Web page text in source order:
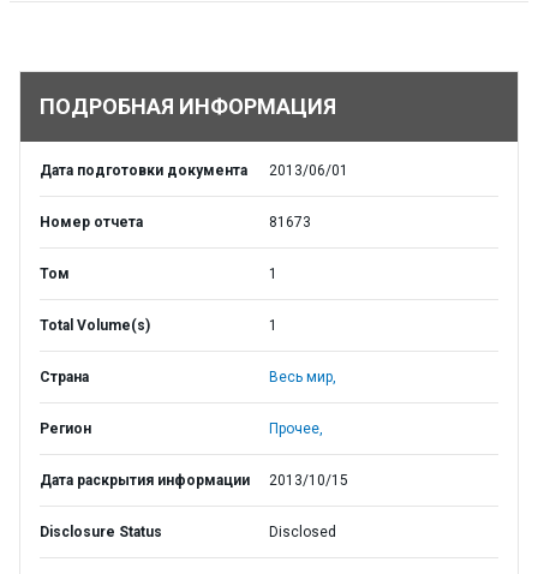
ПОДРОБНАЯ ИНФОРМАЦИЯ
Дата подготовки документа 2013/06/01
Номер отчета 81673
Том 1
Total Volume(s) 1
Страна Весь мир,
Регион Прочее,
Дата раскрытия информации 2013/10/15
Disclosure Status Disclosed